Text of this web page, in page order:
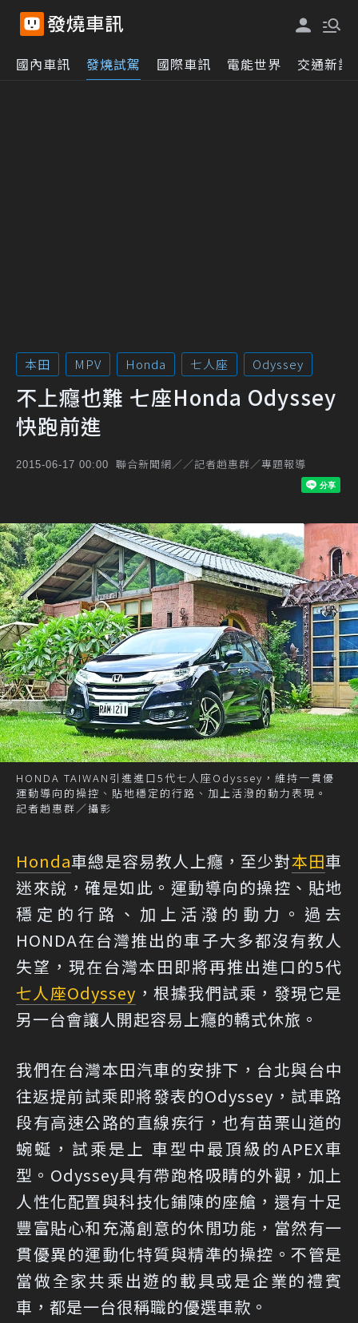
國內車訊 發燒試駕 國際車訊 電能世界 交通新訊
本田 MPV Honda 七人座 Odyssey
不上癮也難 七座Honda Odyssey
快跑前進
2015-06-17 00:00 聯合新聞網／／記者趙惠群／專題報導
HONDA TAIWAN引進進口5代七人座Odyssey，維持一貫優
運動導向的操控、貼地穩定的行路、加上活潑的動力表現。
記者趙惠群／攝影
Honda車總是容易教人上癮，至少對本田車
迷來說，確是如此。運動導向的操控、貼地
穩定的行路、加上活潑的動力。過去
HONDA在台灣推出的車子大多都沒有教人
失望，現在台灣本田即將再推出進口的5代
七人座Odyssey ，根據我們試乘，發現它是
另一台會讓人開起容易上癮的轎式休旅。
我們在台灣本田汽車的安排下，台北與台中
往返提前試乘即將發表的Odyssey，試車路
段有高速公路的直線疾行，也有苗栗山道的
蜿蜒，試乘是上 車型中最頂級的APEX車
型。Odyssey具有帶跑格吸睛的外觀，加上
人性化配置與科技化鋪陳的座艙，還有十足
豐富貼心和充滿創意的休閒功能，當然有一
貫優異的運動化特質與精準的操控。不管是
當做全家共乘出遊的載具或是企業的禮賓
車，都是一台很稱職的優選車款。